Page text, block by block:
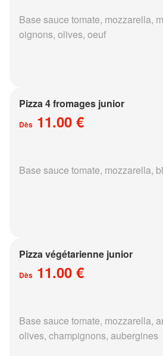
Base sauce tomate, mozzarella,
oignons, olives, oeuf
Pizza 4 fromages junior
Dès 11.00 €
Base sauce tomate, mozzarella,
Pizza végétarienne junior
Dès 11.00 €
Base sauce tomate, mozzarella,
olives, champignons, aubergines